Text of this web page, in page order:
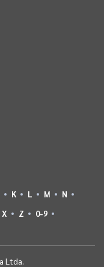
K L M
N
X Z 0-9
Ltda.